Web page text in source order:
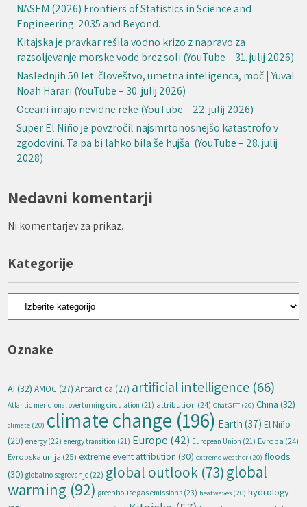
NASEM (2026) Frontiers of Statistics in Science and
Engineering: 2035 and Beyond.
Kitajska je pravkar rešila vodno krizo z napravo za
razsoljevanje morske vode brez soli (YouTube – 31. julij 2026)
Naslednjih 50 let: človeštvo, umetna inteligenca, moč | Yuval
Noah Harari (YouTube – 30. julij 2026)
Oceani imajo nevidne reke (YouTube – 22. julij 2026)
Super El Niño je povzročil najsmrtonosnejšo katastrofo v
zgodovini. Ta pa bi lahko bila še hujša. (YouTube – 28. julij
2028)
Nedavni komentarji
Ni komentarjev za prikaz.
Kategorije
Kategorije
Oznake
AI (32) AMOC (27) Antarctica (27) artificial intelligence (66)
Atlantic meridional overturning circulation (21) attribution (24) ChatGPT (20) China (32)
climate (20) climate change (196) Earth (37) El Niño
(29) energy (22) energy transition (21) Europe (42) European Union (21) Evropa (24)
Evropska unija (25) extreme event attribution (30) extreme weather (20) floods
(30) globalno segrevanje (22) global outlook (73)global
warming (92) greenhouse gas emissions (23) heatwaves (20) hydrology